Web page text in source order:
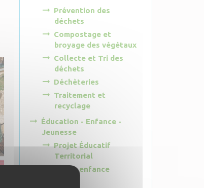
Prévention des
déchets
Compostage et
broyage des végétaux
Collecte et Tri des
déchets
Déchèteries
Traitement et
recyclage
Éducation - Enfance -
Jeunesse
Projet Éducatif
Territorial
Petite enfance